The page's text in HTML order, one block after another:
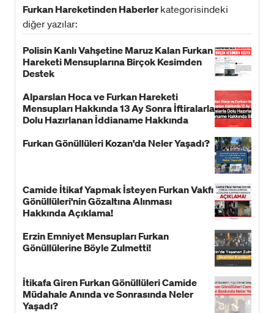
Furkan Hareketinden Haberlerkategorisindeki
diğer yazılar:
Polisin Kanlı Vahşetine Maruz Kalan Furkan
Hareketi Mensuplarına Birçok Kesimden
Destek
Alparslan Hoca ve Furkan Hareketi
Mensupları Hakkında 13 Ay Sonra İftiralarla
Dolu Hazırlanan İddianame Hakkında
Furkan Gönüllüleri Kozan'da Neler Yaşadı?
Camide İtikaf Yapmak İsteyen Furkan Vakfı
Gönüllüleri'nin Gözaltına Alınması
Hakkında Açıklama!
Erzin Emniyet Mensupları Furkan
Gönüllülerine Böyle Zulmetti!
İtikafa Giren Furkan Gönüllüleri Camide
Müdahale Anında ve Sonrasında Neler
Yaşadı?